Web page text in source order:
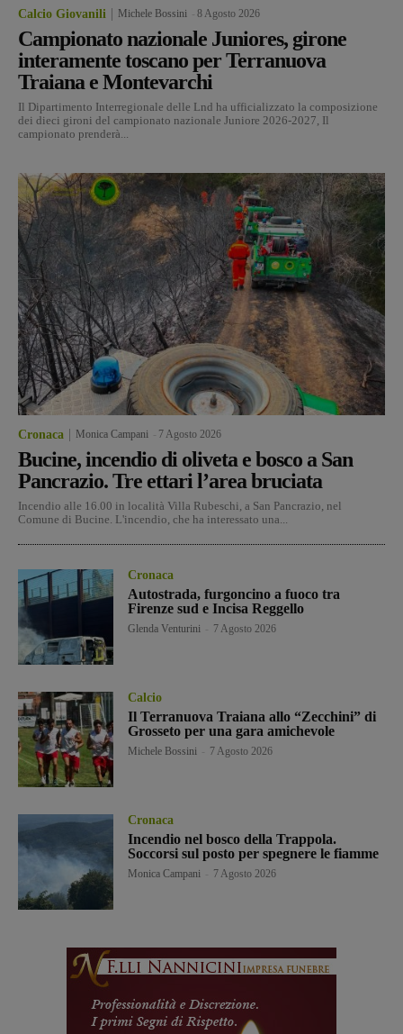
Calcio Giovanili Michele Bossini 8 Agosto 2026
Campionato nazionale Juniores, girone
interamente toscano per Terranuova
Traiana e Montevarchi
Il Dipartimento Interregionale delle Lnd ha ufficializzato la composizione
dei dieci gironi del campionato nazionale Juniore 2026-2027, Il
campionato prenderà...
Cronaca Monica Campani 7 Agosto 2026
Bucine, incendio di oliveta e bosco a San
Pancrazio. Tre ettari l’area bruciata
Incendio alle 16.00 in località Villa Rubeschi, a San Pancrazio, nel
Comune di Bucine. L'incendio, che ha interessato una...
Cronaca
Autostrada, furgoncino a fuoco tra
Firenze sud e Incisa Reggello
Glenda Venturini 7 Agosto 2026
Calcio
Il Terranuova Traiana allo “Zecchini” di
Grosseto per una gara amichevole
Michele Bossini 7 Agosto 2026
Cronaca
Incendio nel bosco della Trappola.
Soccorsi sul posto per spegnere le fiamme
Monica Campani 7 Agosto 2026